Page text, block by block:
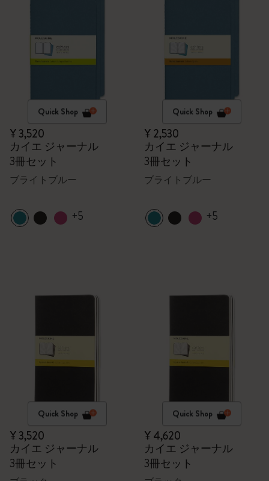
Quick Shop
¥ 3,520
カイエ ジャーナル
3冊セット
ブライトブルー
+5
Quick Shop
¥ 2,530
カイエ ジャーナル
3冊セット
ブライトブルー
+5
Quick Shop
¥ 3,520
カイエ ジャーナル
3冊セット
Quick Shop
¥ 4,620
カイエ ジャーナル
3冊セット